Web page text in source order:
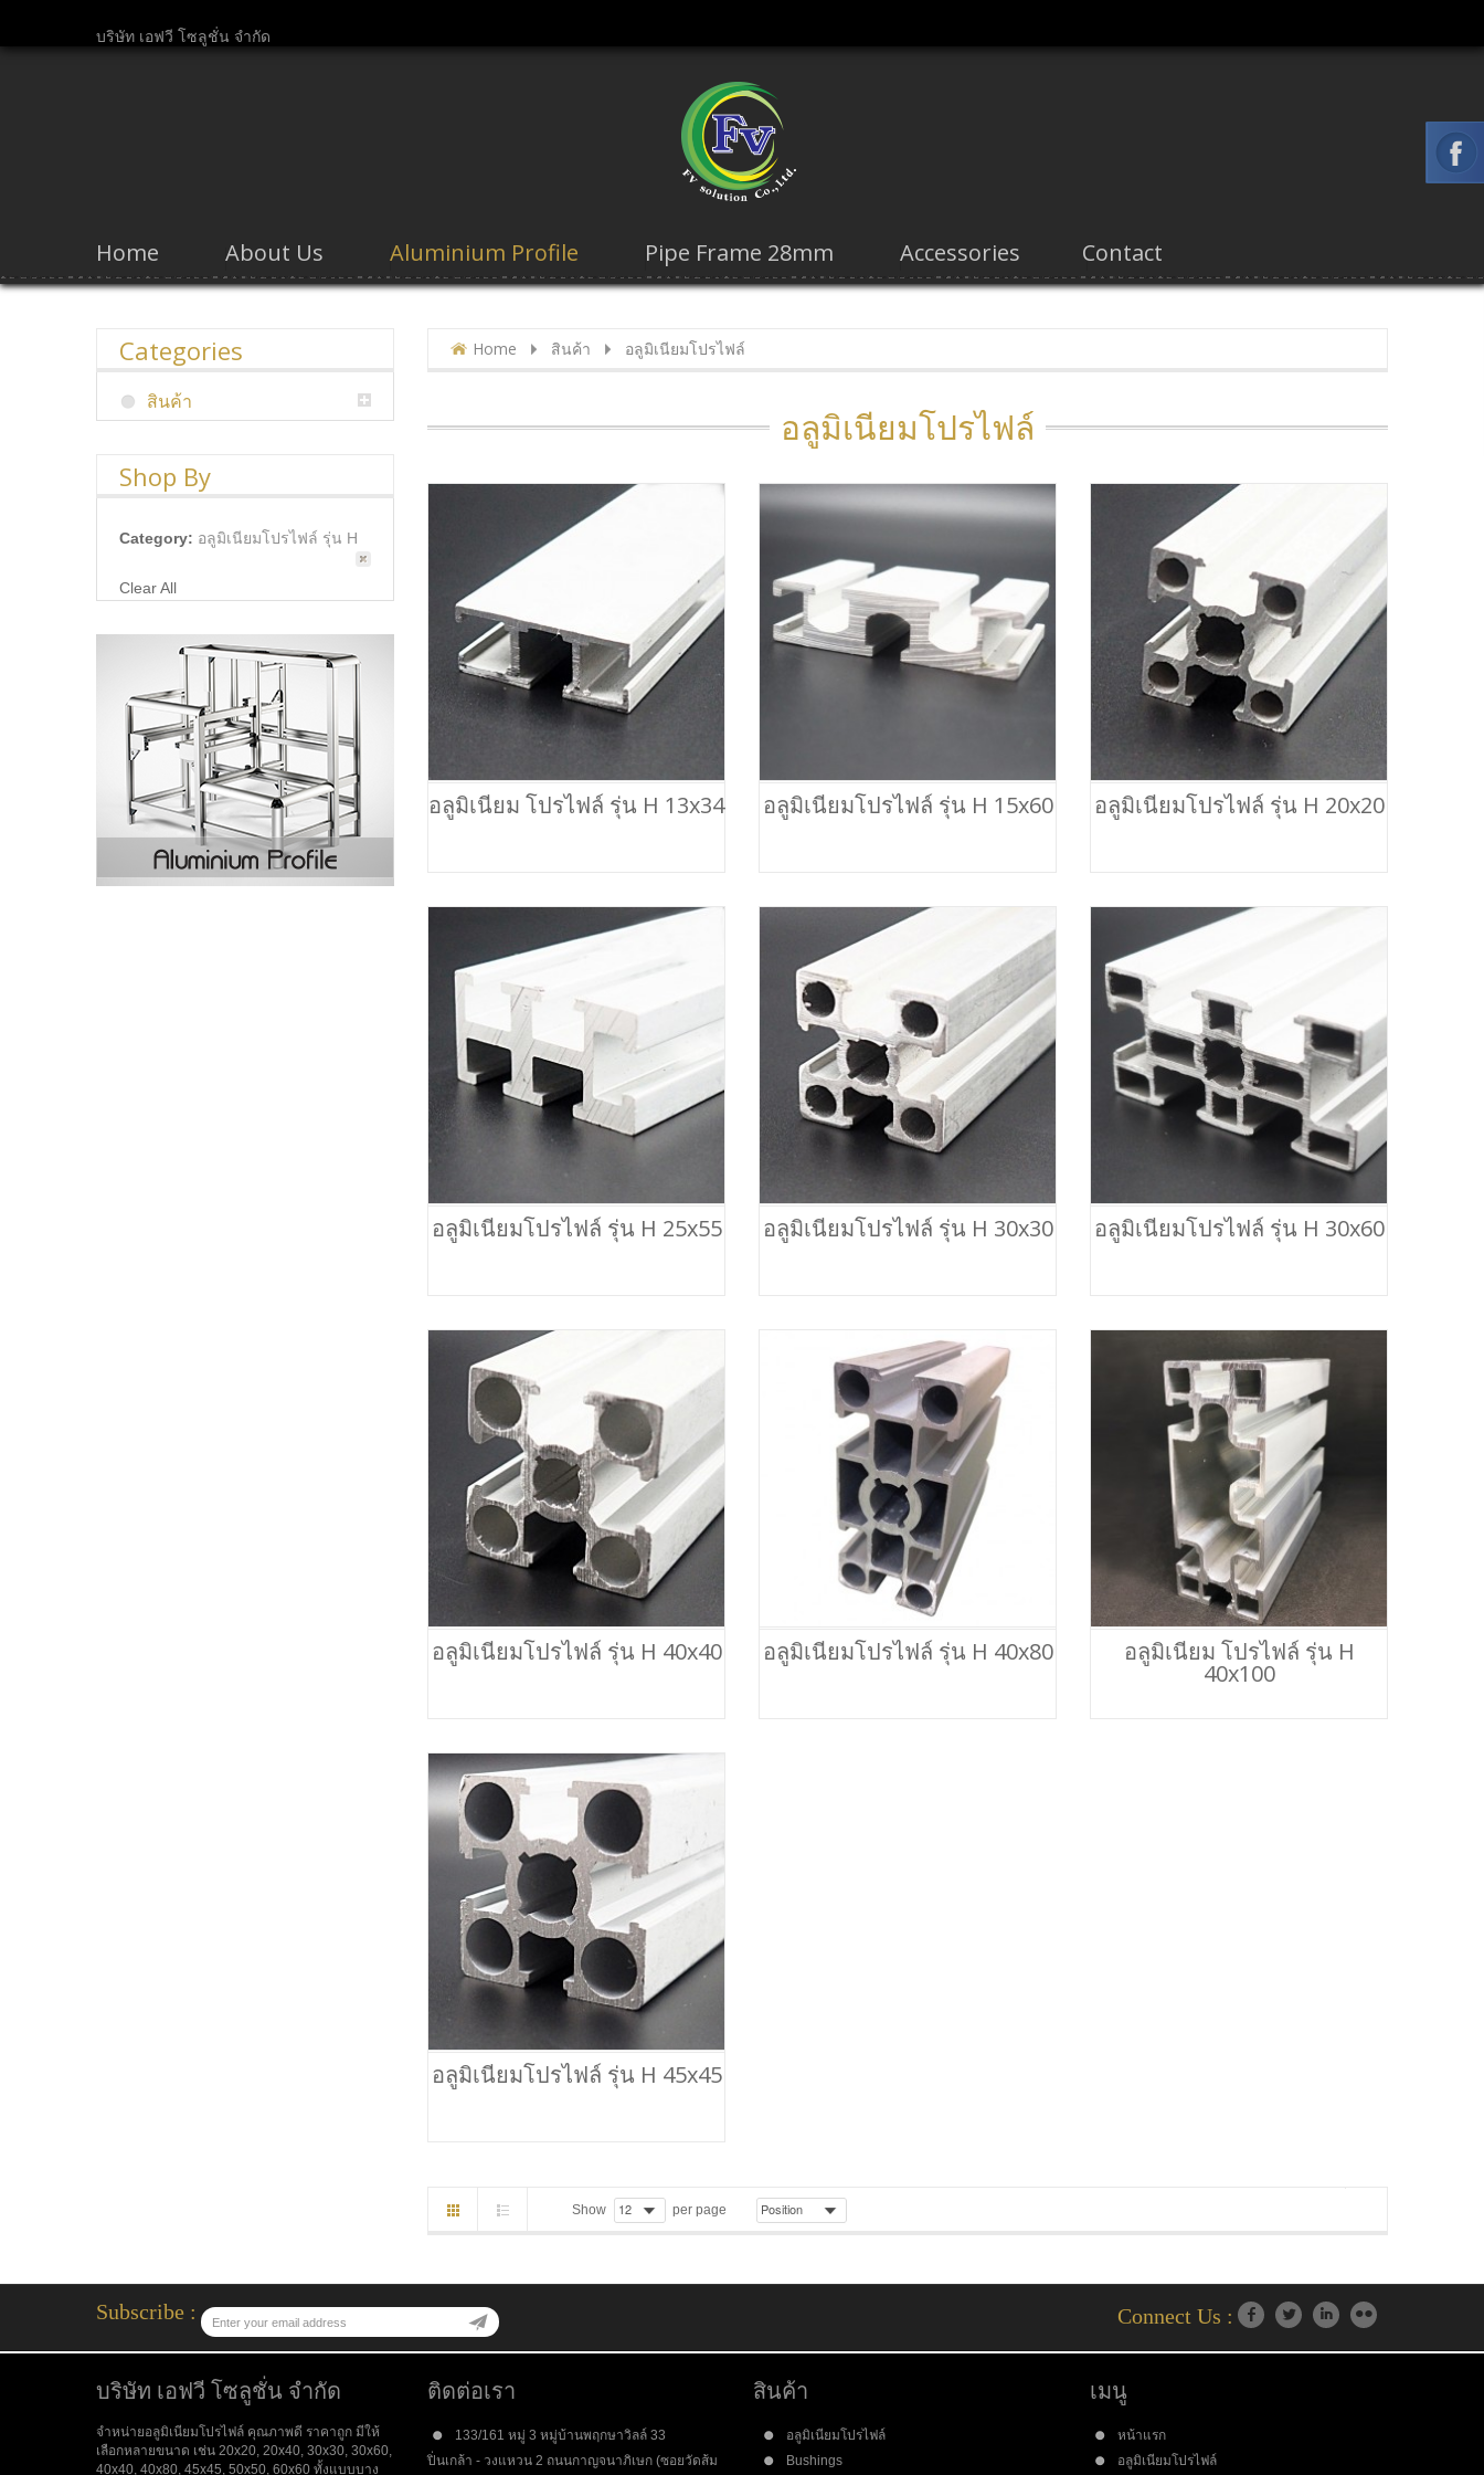
บริษัท เอฟวี โซลูชั่น จำกัด
Home About Us Aluminium Profile Pipe Frame 28mm Accessories Contact
Categories
สินค้า
Shop By
Category: อลูมิเนียมโปรไฟล์ รุ่น H
Clear All
Home สินค้า อลูมิเนียมโปรไฟล์
อลูมิเนียมโปรไฟล์
อลูมิเนียม โปรไฟล์ รุ่น H 13x34 อลูมิเนียมโปรไฟล์ รุ่น H 15x60 อลูมิเนียมโปรไฟล์ รุ่น H 20x20
อลูมิเนียมโปรไฟล์ รุ่น H 25x55 อลูมิเนียมโปรไฟล์ รุ่น H 30x30 อลูมิเนียมโปรไฟล์ รุ่น H 30x60
อลูมิเนียมโปรไฟล์ รุ่น H 40x40 อลูมิเนียมโปรไฟล์ รุ่น H 40x80 อลูมิเนียม โปรไฟล์ รุ่น H
40x100
อลูมิเนียมโปรไฟล์ รุ่น H 45x45
Show per page
Subscribe : Connect Us :
บริษัท เอฟวี โซลูชั่น จำกัด
จำหน่ายอลูมิเนียมโปรไฟล์ คุณภาพดี ราคาถูก มีให้
เลือกหลายขนาด เช่น 20x20, 20x40, 30x30, 30x60,
40x40, 40x80, 45x45, 50x50, 60x60 ทั้งแบบบาง
ติดต่อเรา
133/161 หมู่ 3 หมู่บ้านพฤกษาวิลล์ 33
ปิ่นเกล้า - วงแหวน 2 ถนนกาญจนาภิเษก (ซอยวัดส้ม
สินค้า
อลูมิเนียมโปรไฟล์
Bushings
เมนู
หน้าแรก
อลูมิเนียมโปรไฟล์